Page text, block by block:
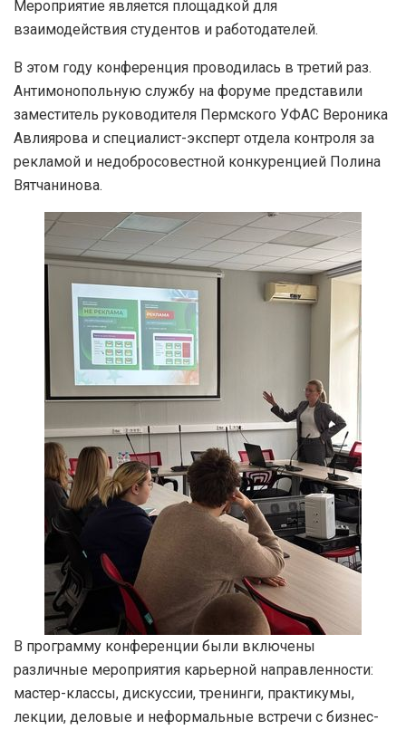
Мероприятие является площадкой для
взаимодействия студентов и работодателей.
В этом году конференция проводилась в третий раз.
Антимонопольную службу на форуме представили
заместитель руководителя Пермского УФАС Вероника
Авлиярова и специалист-эксперт отдела контроля за
рекламой и недобросовестной конкуренцией Полина
Вятчанинова.
В программу конференции были включены
различные мероприятия карьерной направленности:
мастер-классы, дискуссии, тренинги, практикумы,
лекции, деловые и неформальные встречи с бизнес-